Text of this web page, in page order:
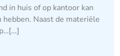
in huis of op kantoor kan
Naast de materiële